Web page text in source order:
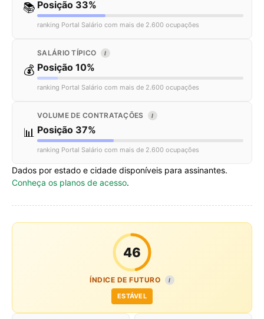
📚 Posição 33%
ranking Portal Salário com mais de 2.600 ocupações
💰
SALÁRIO TÍPICO I
Posição 10%
ranking Portal Salário com mais de 2.600 ocupações
📊
VOLUME DE CONTRATAÇÕES I
Posição 37%
ranking Portal Salário com mais de 2.600 ocupações
Dados por estado e cidade disponíveis para assinantes.
Conheça os planos de acesso.
46
ÍNDICE DE FUTURO I
ESTÁVEL